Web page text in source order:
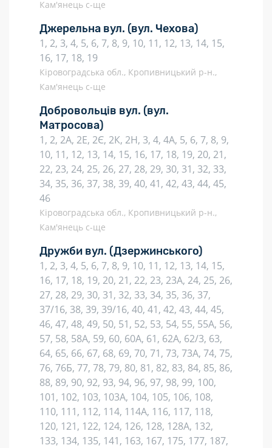
Кам'янець с-ще
Джерельна вул. (вул. Чехова)
1, 2, 3, 4, 5, 6, 7, 8, 9, 10, 11, 12, 13, 14, 15,
16, 17, 18, 19
Кіровоградська обл., Кропивницький р-н.,
Кам'янець с-ще
Добровольців вул. (вул.
Матросова)
1, 2, 2А, 2Е, 2Є, 2К, 2Н, 3, 4, 4А, 5, 6, 7, 8, 9,
10, 11, 12, 13, 14, 15, 16, 17, 18, 19, 20, 21,
22, 23, 24, 25, 26, 27, 28, 29, 30, 31, 32, 33,
34, 35, 36, 37, 38, 39, 40, 41, 42, 43, 44, 45,
46
Кіровоградська обл., Кропивницький р-н.,
Кам'янець с-ще
Дружби вул. (Дзержинського)
1, 2, 3, 4, 5, 6, 7, 8, 9, 10, 11, 12, 13, 14, 15,
16, 17, 18, 19, 20, 21, 22, 23, 23А, 24, 25, 26,
27, 28, 29, 30, 31, 32, 33, 34, 35, 36, 37,
37/16, 38, 39, 39/16, 40, 41, 42, 43, 44, 45,
46, 47, 48, 49, 50, 51, 52, 53, 54, 55, 55А, 56,
57, 58, 58А, 59, 60, 60А, 61, 62А, 62/3, 63,
64, 65, 66, 67, 68, 69, 70, 71, 73, 73А, 74, 75,
76, 76Б, 77, 78, 79, 80, 81, 82, 83, 84, 85, 86,
88, 89, 90, 92, 93, 94, 96, 97, 98, 99, 100,
101, 102, 103, 103А, 104, 105, 106, 108,
110, 111, 112, 114, 114А, 116, 117, 118,
120, 121, 122, 124, 126, 128, 128А, 132,
133, 134, 135, 141, 163, 167, 175, 177, 187,